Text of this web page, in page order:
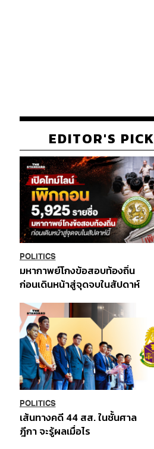
EDITOR'S PICK
POLITICS
มหากาพย์โกงข้อสอบท้องถิ่น
ก่อนเดินหน้าสู่จุดจบในสัปดาห์
POLITICS
เส้นทางคดี 44 สส. ในชั้นศาล
ฎีกา จะรู้ผลเมื่อไร